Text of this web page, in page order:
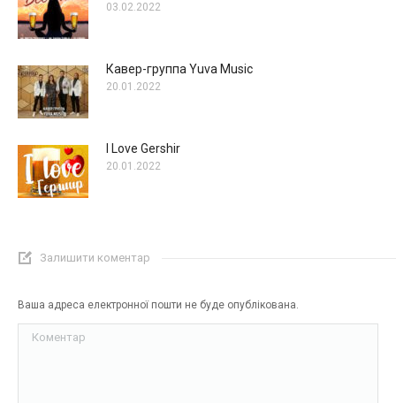
03.02.2022
Кавер-группа Yuva Music
20.01.2022
I Love Gershir
20.01.2022
Залишити коментар
Ваша адреса електронної пошти не буде опублікована.
Коментар